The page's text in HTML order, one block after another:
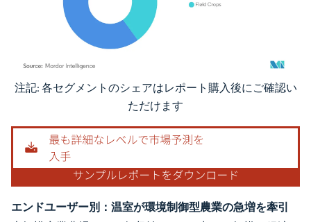
画像 © Mordor Intelligence。再利用にはCC BY 4.0の表示が必要です。
注記: 各セグメントのシェアはレポート購入後にご確認い
ただけます
エンドユーザー別：温室が環境制御型農業の急増を牽引